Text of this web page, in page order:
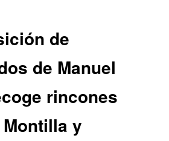
de
de Manuel
rincones
y